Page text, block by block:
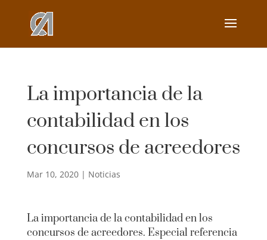
La importancia de la
contabilidad en los
concursos de acreedores
Mar 10, 2020| Noticias
La importancia de la contabilidad en los
concursos de acreedores. Especial referencia